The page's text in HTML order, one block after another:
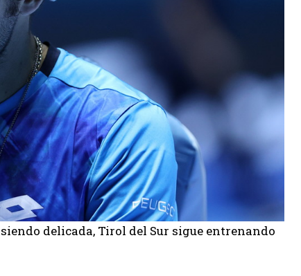
delicada, Tirol del Sur sigue entrenando